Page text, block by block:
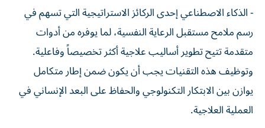
- الذكاء الاصطناعي إحدى الركائز الاستراتيجية التي تسهم في
رسم ملامح مستقبل الرعاية النفسية، لما يوفره من أدوات
متقدمة تتيح تطوير أساليب علاجية أكثر تخصيصاً وفاعلية.
وتوظيف هذه التقنيات يجب أن يكون ضمن إطار متكامل
يوازن بين الابتكار التكنولوجي والحفاظ على البعد الإنساني في
العملية العلاجية.